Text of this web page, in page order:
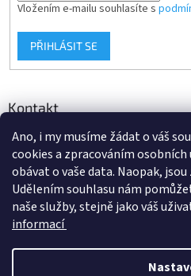
Ano, i my musíme žádat o váš
cookies a zpracováním osobních
obávat o vaše data. Naopak,
Udělením souhlasu nám
naše služby, stejně jako váš
informací
Vložením e-mailu souhlasíte s
PŘIHLÁSIT SE
Kontakt
info@d-klima.cz
+420 517 357 288